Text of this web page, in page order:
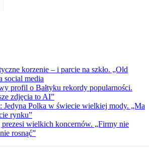
korzenie – i parcie na szkło. „Old
social media
profil o Bałtyku rekordy popularności.
zdjęcia to AI”
Jedyna Polka w świecie wielkiej mody. „Ma
rynku”
prezesi wielkich koncernów. „Firmy nie
rosnąć”